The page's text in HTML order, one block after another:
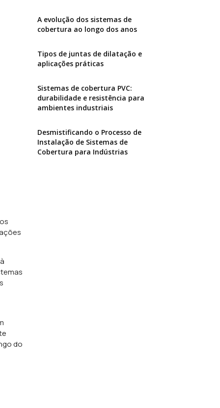
do
A evolução dos sistemas de
cobertura ao longo dos anos
Tipos de juntas de dilatação e
aplicações práticas
Sistemas de cobertura PVC:
durabilidade e resistência para
ambientes industriais
Desmistificando o Processo de
Instalação de Sistemas de
Cobertura para Indústrias